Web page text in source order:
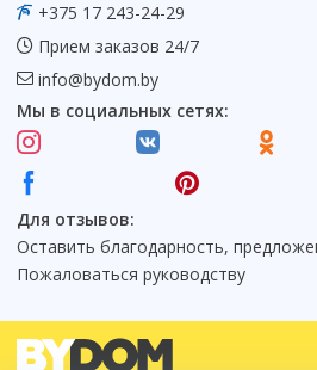
+375 17 243-24-29
Прием заказов 24/7
info@bydom.by
Мы в социальных сетях:
Для отзывов:
Оставить благодарность,
Пожаловаться руководству